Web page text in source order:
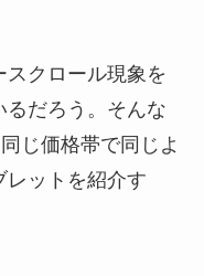
クロール現象を
るだろう。そんな
じ価格帯で同じよ
レットを紹介す